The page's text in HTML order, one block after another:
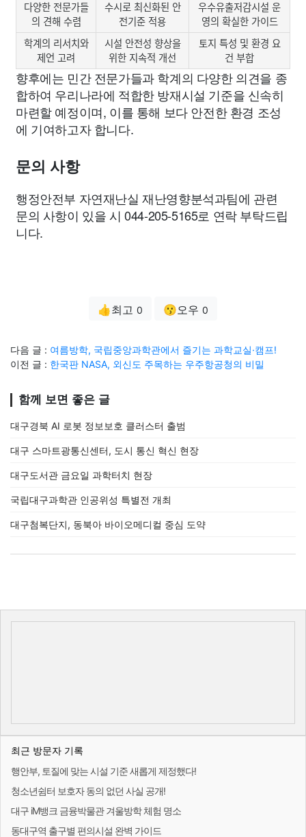
다양한 전문가들
의 견해 수렴
수시로 최신화된 안
전기준 적용
우수유출저감시설 운
영의 확실한 가이드
학계의 리서치와
제언 고려
시설 안전성 향상을
위한 지속적 개선
토지 특성 및 환경 요
건 부합
향후에는 민간 전문가들과 학계의 다양한 의견을 종
합하여 우리나라에 적합한 방재시설 기준을 신속히
마련할 예정이며, 이를 통해 보다 안전한 환경 조성
에 기여하고자 합니다.
문의 사항
행정안전부 자연재난실 재난영향분석과팀에 관련
문의 사항이 있을 시 044-205-5165로 연락 부탁드립
니다.
👍최고 0 😗오우 0
다음 글 : 여름방학, 국립중앙과학관에서 즐기는 과학교실·캠프!
이전 글 : 한국판 NASA, 외신도 주목하는 우주항공청의 비밀
함께 보면 좋은 글
대구경북 AI 로봇 정보보호 클러스터 출범
대구 스마트광통신센터, 도시 통신 혁신 현장
대구도서관 금요일 과학터치 현장
국립대구과학관 인공위성 특별전 개최
대구첨복단지, 동북아 바이오메디컬 중심 도약
최근 방문자 기록
행안부, 토질에 맞는 시설 기준 새롭게 제정했다!
청소년쉼터 보호자 동의 없던 사실 공개!
대구 iM뱅크 금융박물관 겨울방학 체험 명소
동대구역 출구별 편의시설 완벽 가이드